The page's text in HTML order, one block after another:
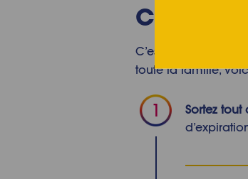
C’est parti, vous
toute la famille,
Sortez